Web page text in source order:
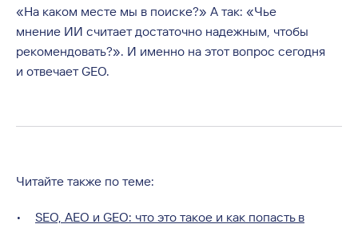
«На каком месте мы в поиске?» А так: «Чье
мнение ИИ считает достаточно надежным, чтобы
рекомендовать?». И именно на этот вопрос сегодня
и отвечает GEO.
Читайте также по теме:
SEO, AEO и GEO: что это такое и как попасть в